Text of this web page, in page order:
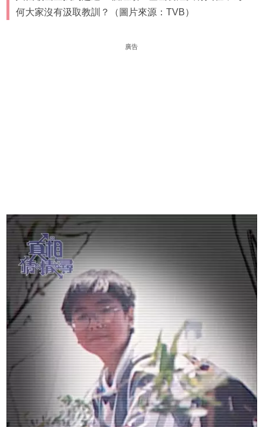
何大家沒有汲取教訓？（圖片來源：TVB）
廣告